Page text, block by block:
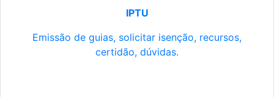
IPTU
Emissão de guias, solicitar isenção, recursos,
certidão, dúvidas.